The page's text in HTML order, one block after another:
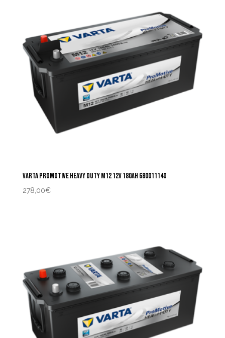
VARTA PROMOTIVE HEAVY DUTY M12 12V 180AH 680011140
278,00€